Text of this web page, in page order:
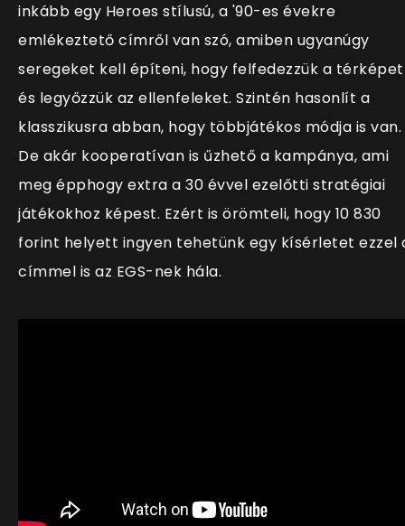
inkább egy Heroes stílusú, a '90-es évekre
emlékeztető címről van szó, amiben ugyanúgy
seregeket kell építeni, hogy felfedezzük a térképet
és legyőzzük az ellenfeleket. Szintén hasonlít a
klasszikusra abban, hogy többjátékos módja is van.
De akár kooperatívan is űzhető a kampánya, ami
meg épphogy extra a 30 évvel ezelőtti stratégiai
játékokhoz képest. Ezért is örömteli, hogy 10 830
forint helyett ingyen tehetünk egy kísérletet ezzel
címmel is az EGS-nek hála.